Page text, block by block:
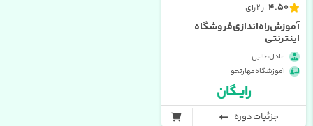
4.50 از 2 رای
آموزش راه اندازی فروشگاه
اینترنتی
عادل طالبی
آموزشگاه مهارتجو
رایــگان
جزئیات دوره